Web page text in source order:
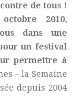
de tous !
2010,
dans une
un festival
permettre à
– la Semaine
depuis 2004